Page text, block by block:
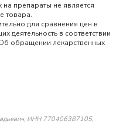
препараты не является
товара.
для сравнения цен в
деятельность в соответствии
обращении лекарственных
ИНН 770406387105,